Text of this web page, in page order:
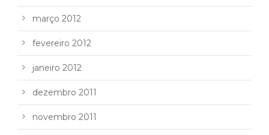
março 2012
fevereiro 2012
janeiro 2012
dezembro 2011
novembro 2011